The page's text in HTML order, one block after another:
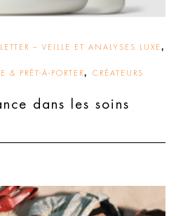
– VEILLE ET ANALYSES LUXE ,
PRÊT-À-PORTER, CRÉATEURS
dans les soins